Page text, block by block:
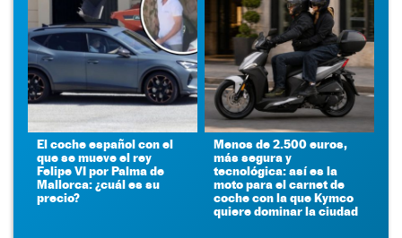
El coche español con el
que se mueve el rey
Felipe VI por Palma de
Mallorca: ¿cuál es su
precio?
Menos de 2.500 euros,
más segura y
tecnológica: así es la
moto para el carnet de
coche con la que Kymco
quiere dominar la ciudad